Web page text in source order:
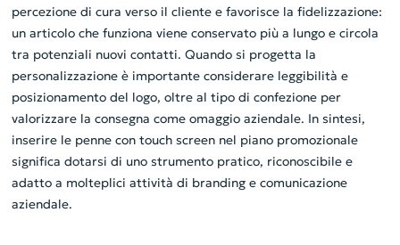
percezione di cura verso il cliente e favorisce la fidelizzazione:
un articolo che funziona viene conservato più a lungo e circola
tra potenziali nuovi contatti. Quando si progetta la
personalizzazione è importante considerare leggibilità e
posizionamento del logo, oltre al tipo di confezione per
valorizzare la consegna come omaggio aziendale. In sintesi,
inserire le penne con touch screen nel piano promozionale
significa dotarsi di uno strumento pratico, riconoscibile e
adatto a molteplici attività di branding e comunicazione
aziendale.